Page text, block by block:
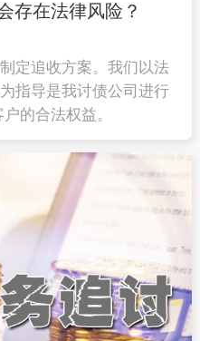
存在法律风险？
定追收方案。我们以法
指导是我讨债公司进行
的合法权益。